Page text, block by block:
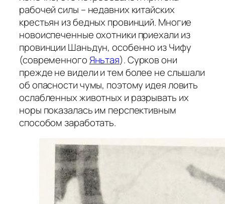
рабочей силы – недавних китайских
крестьян из бедных провинций. Многие
новоиспеченные охотники приехали из
провинции Шаньдун, особенно из Чифу
(современного Яньтая). Сурков они
прежде не видели и тем более не слышали
об опасности чумы, поэтому идея ловить
ослабленных животных и разрывать их
норы показалась им перспективным
способом заработать.